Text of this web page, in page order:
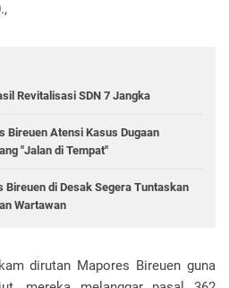
Revitalisasi SDN 7 Jangka
Bireuen Atensi Kasus Dugaan
"Jalan di Tempat"
Bireuen di Desak Segera Tuntaskan
Wartawan
dirutan Mapores Bireuen guna